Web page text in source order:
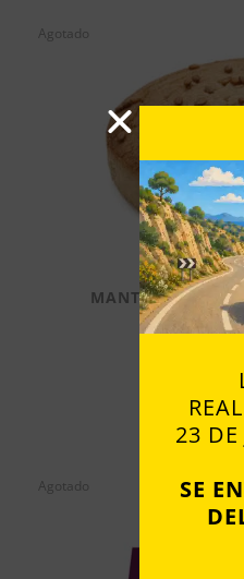
Agotado
MANTECADOS
Agotado
23
SE